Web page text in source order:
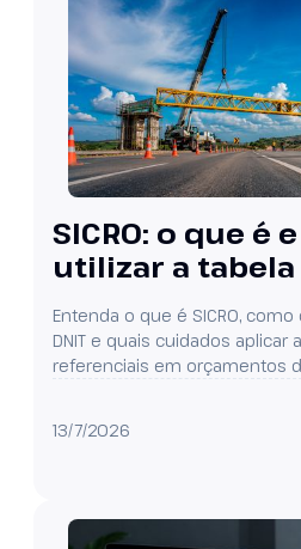
SICRO: o que é
utilizar a tabela
Entenda o que é SICRO,
DNIT e quais cuidados aplicar
referenciais em orçamentos
13/7/2026